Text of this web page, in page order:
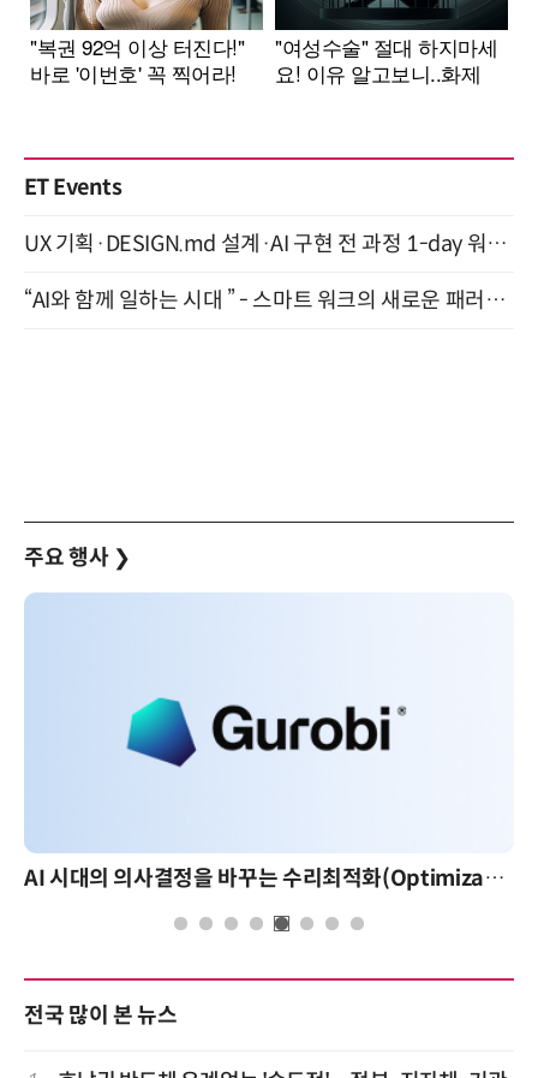
ET Events
UX 기획·DESIGN.md 설계·AI 구현 전 과정 1-day 워크숍 with Claude Code·Codex 9월 15일 개최
“AI와 함께 일하는 시대 ” - 스마트 워크의 새로운 패러다임 (9/11)
주요 행사 ❯
AI 시대의 의사결정을 바꾸는 수리최적화(Optimization): 실제 산업 적용 사례와 활용 전략
전국 많이 본 뉴스